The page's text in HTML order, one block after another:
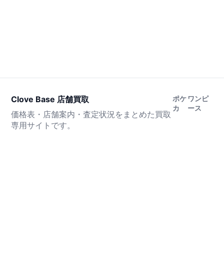
Clove Base 店舗買取
価格表・店舗案内・査定状況をまとめた買取
専用サイトです。
ポケ
カ
ワンピ
ース